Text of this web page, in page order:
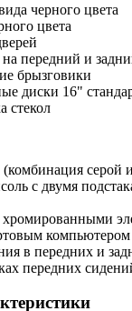
черного цвета
цвета
на передний и
брызговики
диски 16"
стекол
(комбинация серой
с двумя
хромированными
компьютером
в передних и
передних